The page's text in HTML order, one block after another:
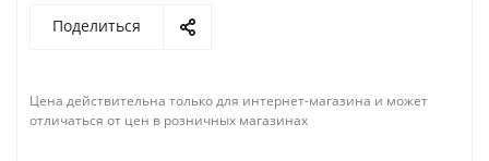
Поделиться
Цена действительна только для интернет-магазина и может
отличаться от цен в розничных магазинах